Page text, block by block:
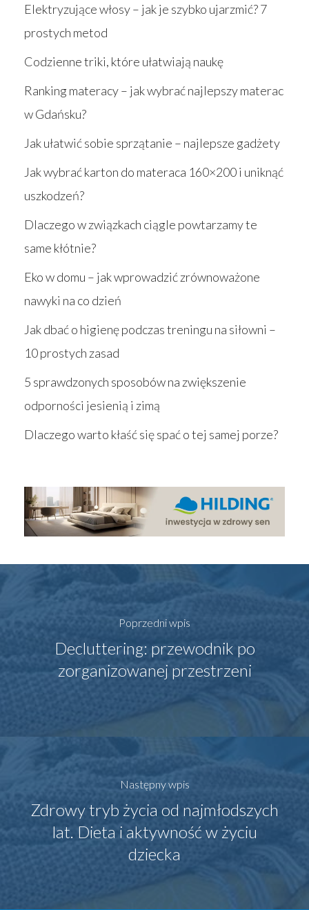
Elektryzujące włosy – jak je szybko ujarzmić? 7
prostych metod
Codzienne triki, które ułatwiają naukę
Ranking materacy – jak wybrać najlepszy materac
w Gdańsku?
Jak ułatwić sobie sprzątanie – najlepsze gadżety
Jak wybrać karton do materaca 160×200 i uniknąć
uszkodzeń?
Dlaczego w związkach ciągle powtarzamy te
same kłótnie?
Eko w domu – jak wprowadzić zrównoważone
nawyki na co dzień
Jak dbać o higienę podczas treningu na siłowni –
10 prostych zasad
5 sprawdzonych sposobów na zwiększenie
odporności jesienią i zimą
Dlaczego warto kłaść się spać o tej samej porze?
Poprzedni wpis
Decluttering: przewodnik po
zorganizowanej przestrzeni
Następny wpis
Zdrowy tryb życia od najmłodszych
lat. Dieta i aktywność w życiu
dziecka